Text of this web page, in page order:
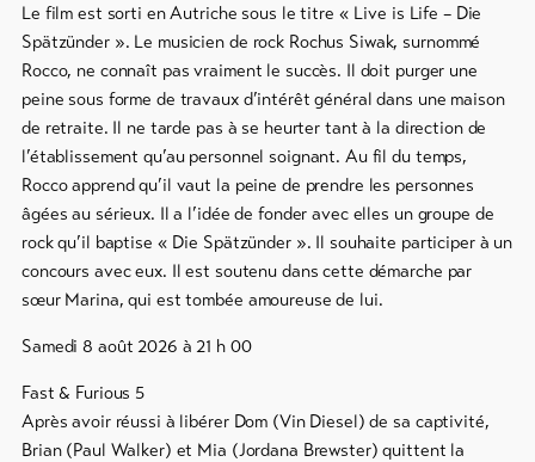
Shops
Vers
l'aperçu
Forfaits
de ski
Forfaits
VTT
Bons
Souvenirs
Le film est sorti en Autriche sous le titre « Live is Life – Die
Spätzünder ». Le musicien de rock Rochus Siwak, surnommé
Rocco, ne connaît pas vraiment le succès. Il doit purger une
peine sous forme de travaux d’intérêt général dans une maison
de retraite. Il ne tarde pas à se heurter tant à la direction de
l’établissement qu’au personnel soignant. Au fil du temps,
Rocco apprend qu’il vaut la peine de prendre les personnes
âgées au sérieux. Il a l’idée de fonder avec elles un groupe de
rock qu’il baptise « Die Spätzünder ». Il souhaite participer à un
concours avec eux. Il est soutenu dans cette démarche par
sœur Marina, qui est tombée amoureuse de lui.
Samedi 8 août 2026 à 21 h 00
Fast & Furious 5
Après avoir réussi à libérer Dom (Vin Diesel) de sa captivité,
Brian (Paul Walker) et Mia (Jordana Brewster) quittent la